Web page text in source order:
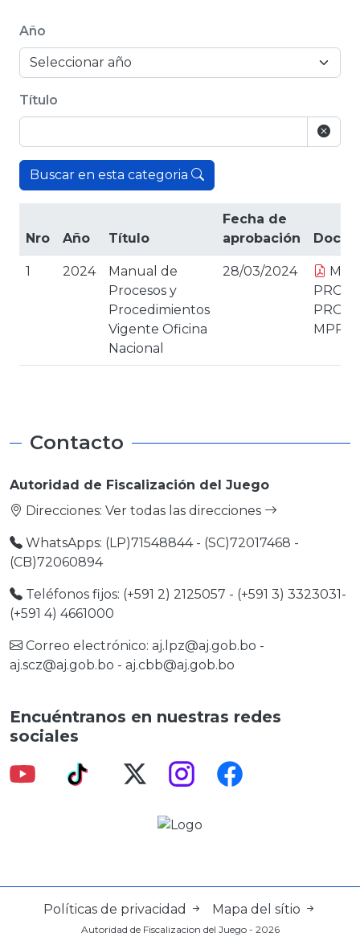
Año
Título
Buscar en esta categoria
Nro Año Título
Fecha de
aprobación
1 2024
Manual de
Procesos y
Procedimientos
Vigente Oficina
Nacional
28/03/2024
MPP
Contacto
Autoridad de Fiscalización del Juego
Direcciones: Ver todas las direcciones
WhatsApps: (LP)71548844 - (SC)72017468 -
(CB)72060894
Teléfonos fijos: (+591 2) 2125057 - (+591 3) 3323031-
(+591 4) 4661000
Correo electrónico: aj.lpz@aj.gob.bo -
aj.scz@aj.gob.bo - aj.cbb@aj.gob.bo
Encuéntranos en nuestras redes
sociales
Políticas de privacidad Mapa del sítio
Autoridad de Fiscalizacion del Juego - 2026